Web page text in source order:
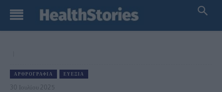
ΑΡΘΡΟΓΡΑΦΊΑ ΕΥΕΞΊΑ
30 Ιουλίου 2025